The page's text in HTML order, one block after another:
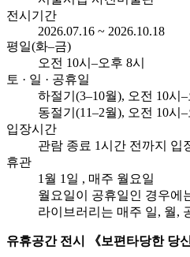
전시기간
2026.07.16 ~ 2026.10.18
평일(화–금)
오전 10시–오후 8시
토 · 일 · 공휴일
하절기(3–10월), 오전 10시–
동절기(11–2월), 오전 10시–
입장시간
관람 종료 1시간 전까지 입
휴관
1월 1일 , 매주 월요일
월요일이 공휴일인 경우에
라이브러리는 매주 일, 월,
유휴공간 전시 《보편타당한 당